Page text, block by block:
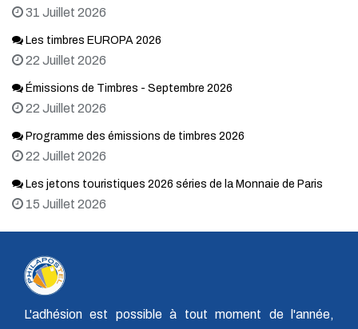
31 Juillet 2026
Les timbres EUROPA 2026
22 Juillet 2026
Émissions de Timbres - Septembre 2026
22 Juillet 2026
Programme des émissions de timbres 2026
22 Juillet 2026
Les jetons touristiques 2026 séries de la Monnaie de Paris
15 Juillet 2026
L'adhésion est possible à tout moment de l'année,